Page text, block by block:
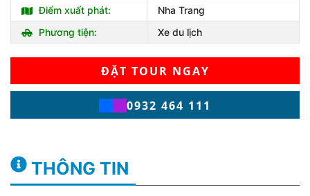
Điểm xuất phát:
Nha Trang
Phương tiện:
Xe du lịch
ĐẶT TOUR NGAY
0932 464 111
THÔNG TIN